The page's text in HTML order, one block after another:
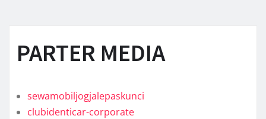
PARTER MEDIA
sewamobiljogjalepaskunci
clubidenticar-corporate